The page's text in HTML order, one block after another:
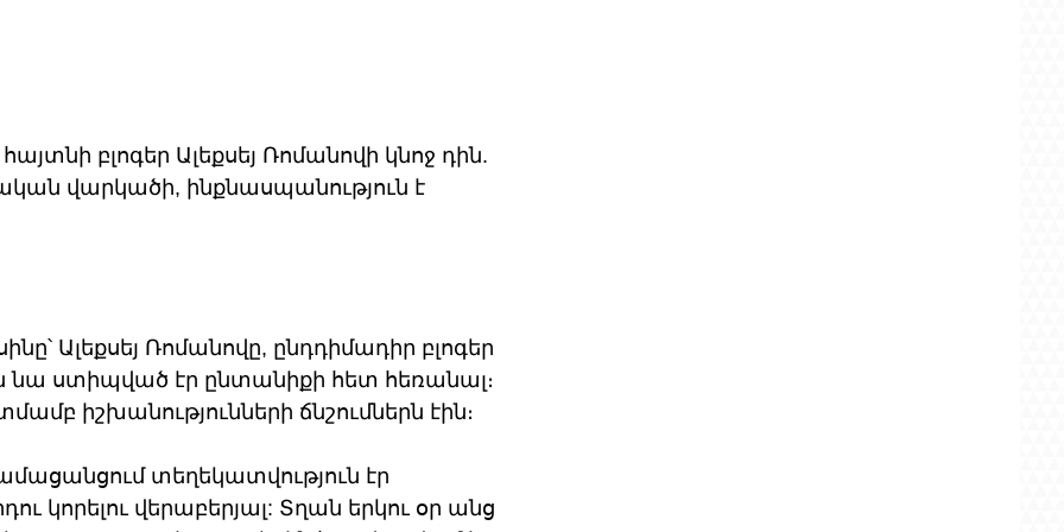
բլոգեր Ալեքսեյ Ռոմանովի կնոջ դին.
վարկածի, ինքնասպանություն է
Ալեքսեյ Ռոմանովը, ընդդիմադիր բլոգեր
նա ստիպված էր ընտանիքի հետ հեռանալ։
իշխանությունների ճնշումներն էին։
տեղեկատվություն էր
կորելու վերաբերյալ: Տղան երկու օր անց